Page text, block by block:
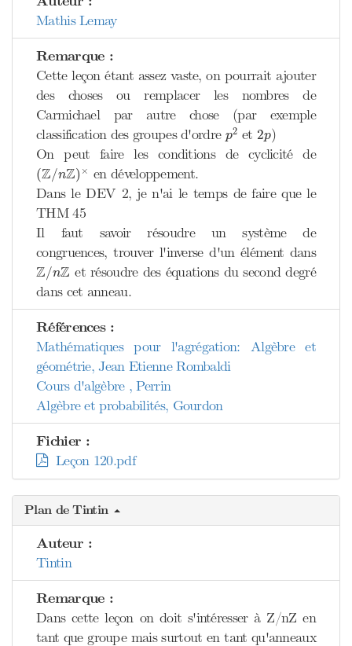
Mathis Lemay
Remarque :
Cette leçon étant assez vaste, on pourrait ajouter
des choses ou remplacer les nombres de
Carmichael par autre chose (par exemple
classification des groupes d'ordre p2
p2et 2p
2p)
On peut faire les conditions de cyclicité de
(Z/nZ) ×
(Z / Z) × en développement.
Dans le DEV 2, je n'ai le temps de faire que le
THM 45
Il faut savoir résoudre un système de
congruences, trouver l'inverse d'un élément dans
Z/nZ
Z / Z et résoudre des équations du second degré
dans cet anneau.
Références :
Mathématiques pour l'agrégation: Algèbre et
géométrie, Jean Etienne Rombaldi
Cours d'algèbre , Perrin
Algèbre et probabilités, Gourdon
Fichier :
Leçon 120.pdf
Plan de Tintin
Auteur :
Tintin
Remarque :
Dans cette leçon on doit s'intéresser à Z/nZ en
tant que groupe mais surtout en tant qu'anneaux